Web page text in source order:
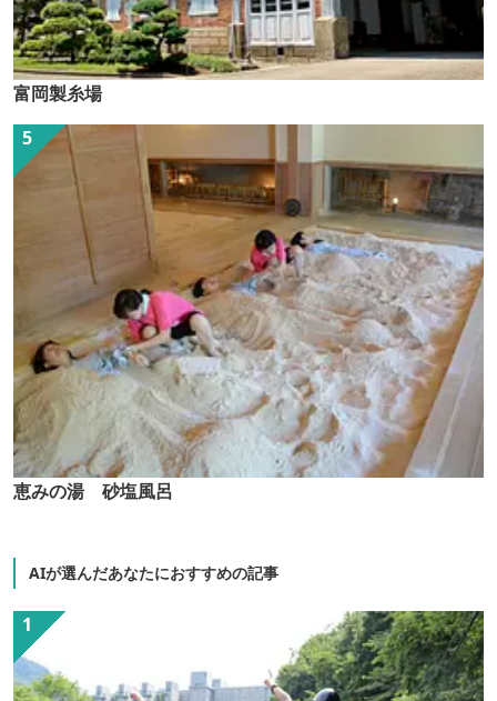
富岡製糸場
恵みの湯 砂塩風呂
AIが選んだあなたにおすすめの記事